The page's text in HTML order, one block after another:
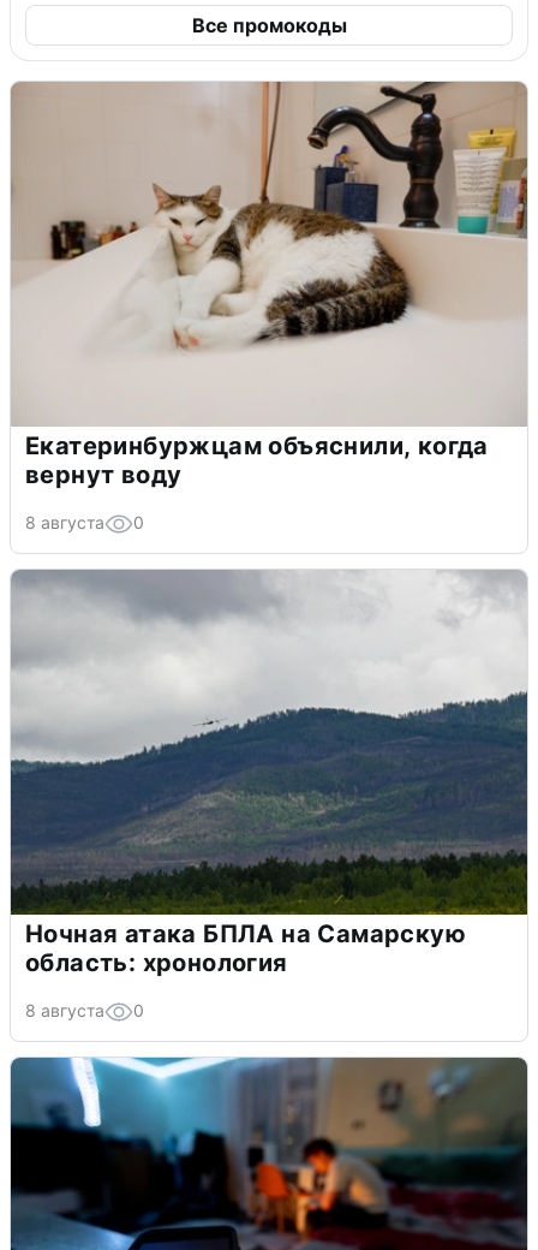
Все промокоды
Екатеринбуржцам объяснили, когда
вернут воду
8 августа 0
Ночная атака БПЛА на Самарскую
область: хронология
8 августа 0